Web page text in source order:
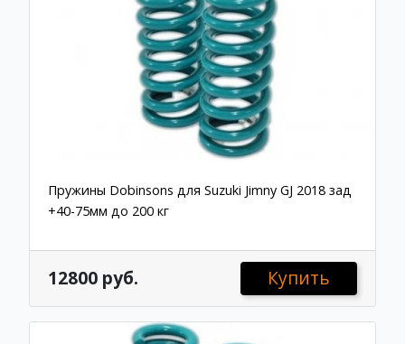
Пружины Dobinsons для Suzuki Jimny GJ 2018 зад
+40-75мм до 200 кг
12800 руб. Купить